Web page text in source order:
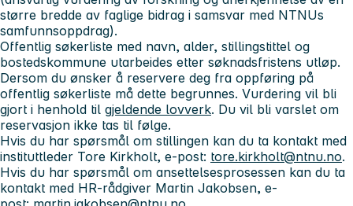
større bredde av faglige bidrag i samsvar med NTNUs
samfunnsoppdrag).
Offentlig søkerliste med navn, alder, stillingstittel og
bostedskommune utarbeides etter søknadsfristens utløp.
Dersom du ønsker å reservere deg fra oppføring på
offentlig søkerliste må dette begrunnes. Vurdering vil bli
gjort i henhold til gjeldende lovverk. Du vil bli varslet om
reservasjon ikke tas til følge.
Hvis du har spørsmål om stillingen kan du ta kontakt med
instituttleder Tore Kirkholt, e-post: tore.kirkholt@ntnu.no.
Hvis du har spørsmål om ansettelsesprosessen kan du ta
kontakt med HR-rådgiver Martin Jakobsen, e-